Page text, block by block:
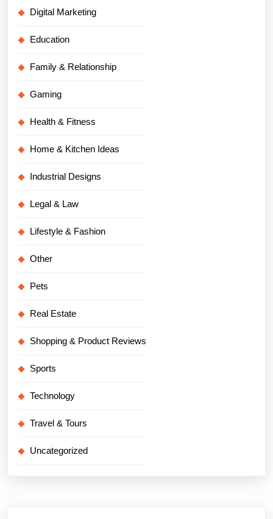
Digital Marketing
Education
Family & Relationship
Gaming
Health & Fitness
Home & Kitchen Ideas
Industrial Designs
Legal & Law
Lifestyle & Fashion
Other
Pets
Real Estate
Shopping & Product Reviews
Sports
Technology
Travel & Tours
Uncategorized